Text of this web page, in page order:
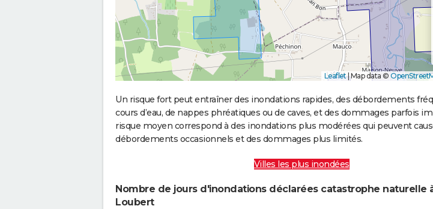
Leaflet|Map data ©
Un risque fort peut entraîner des inondations rapides, des débordements
cours d’eau, de nappes phréatiques ou de caves, et des dommages parfois
risque moyen correspond à des inondations plus modérées qui peuvent
débordements occasionnels et des dommages plus limités.
Villes les plus inondées
Nombre de jours d'inondations déclarées catastrophe naturelle
Loubert